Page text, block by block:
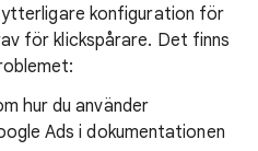
ytterligare konfiguration för
för klickspårare. Det finns
hur du använder
Ads i dokumentationen